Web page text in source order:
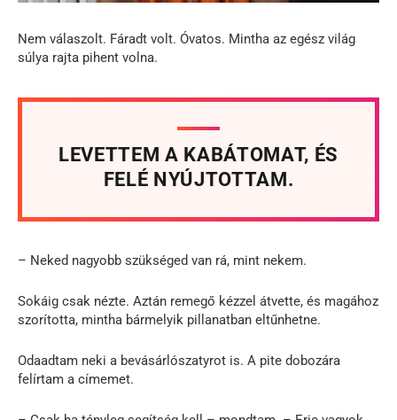
Nem válaszolt. Fáradt volt. Óvatos. Mintha az egész világ
súlya rajta pihent volna.
LEVETTEM A KABÁTOMAT, ÉS
FELÉ NYÚJTOTTAM.
– Neked nagyobb szükséged van rá, mint nekem.
Sokáig csak nézte. Aztán remegő kézzel átvette, és magához
szorította, mintha bármelyik pillanatban eltűnhetne.
Odaadtam neki a bevásárlószatyrot is. A pite dobozára
felírtam a címemet.